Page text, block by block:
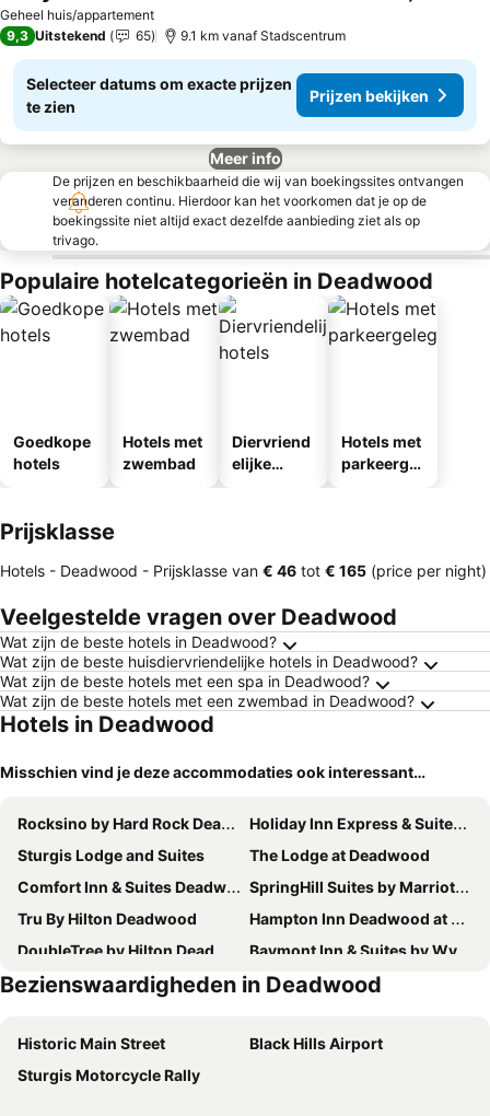
Geheel huis/appartement
Prijzen bekijken
9,3 Uitstekend 65 9.1 km vanaf Stadscentrum
Selecteer datums om exacte prijzen
te zien
Prijzen bekijken
Meer info
De prijzen en beschikbaarheid die wij van boekingssites ontvangen
veranderen continu. Hierdoor kan het voorkomen dat je op de
boekingssite niet altijd exact dezelfde aanbieding ziet als op
trivago.
Populaire hotelcategorieën in Deadwood
Goedkope
hotels
Hotels met
zwembad
Diervriend
elijke
Hotels met
parkeergel
Prijsklasse
Hotels - Deadwood - Prijsklasse van ‎€ 46 tot ‎€ 165 (price per night)
Veelgestelde vragen over Deadwood
Wat zijn de beste hotels in Deadwood?
Wat zijn de beste huisdiervriendelijke hotels in Deadwood?
Wat zijn de beste hotels met een spa in Deadwood?
Wat zijn de beste hotels met een zwembad in Deadwood?
Hotels in Deadwood
Misschien vind je deze accommodaties ook interessant…
Rocksino by Hard Rock Deadwood
Holiday Inn Express & Suites Deadwood-gold Dust Casino By Ihg
Sturgis Lodge and Suites
The Lodge at Deadwood
Comfort Inn & Suites Deadwood
SpringHill Suites by Marriott Deadwood
Tru By Hilton Deadwood
Hampton Inn Deadwood at Tin Lizzie Gaming Resort
DoubleTree by Hilton Deadwood at Cadillac Jack's
Baymont Inn & Suites by Wyndham Sturgis
Historic Franklin Hotel
First Gold Gaming Resort
Four Points by Sheraton Deadwood
Cedar Wood Inn
Historic Bullock Hotel
Bezienswaardigheden in Deadwood
Historic Main Street
Black Hills Airport
Sturgis Motorcycle Rally